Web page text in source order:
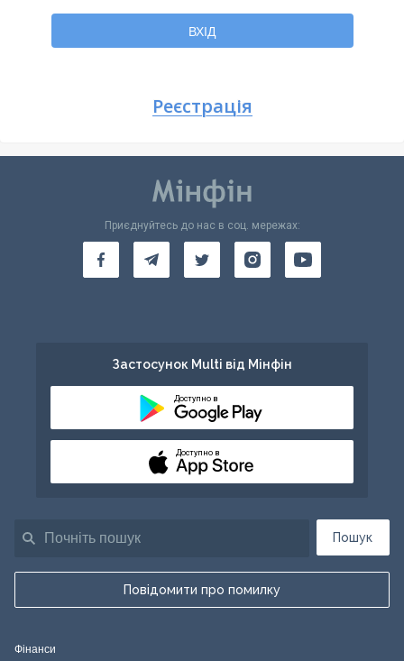
ВХІД
Реєстрація
Пошук
Повідомити про помилку
Приєднуйтесь до нас в соц. мережах:
Застосунок Multi від Мінфін
Доступно в
Доступно в
Фінанси